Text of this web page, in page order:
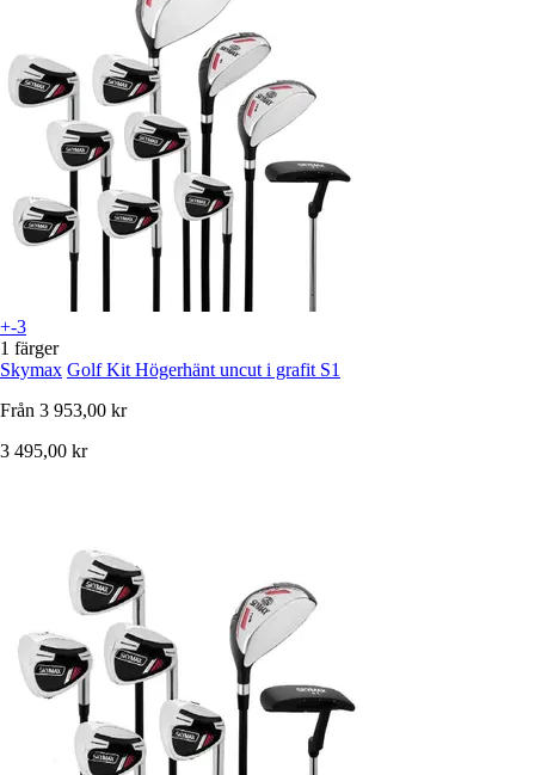
+-3
1 färger
Skymax Golf Kit Högerhänt uncut i grafit S1
Från 3 953,00 kr
3 495,00 kr